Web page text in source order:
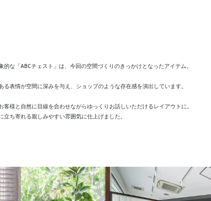
な「ABCチェスト」は、今回の空間づくりのきっかけとなったアイテム。
表情が空間に深みを与え、ショップのような存在感を演出しています。
様と自然に目線を合わせながらゆっくりお話しいただけるレイアウトに。
ち寄れる親しみやすい雰囲気に仕上げました。